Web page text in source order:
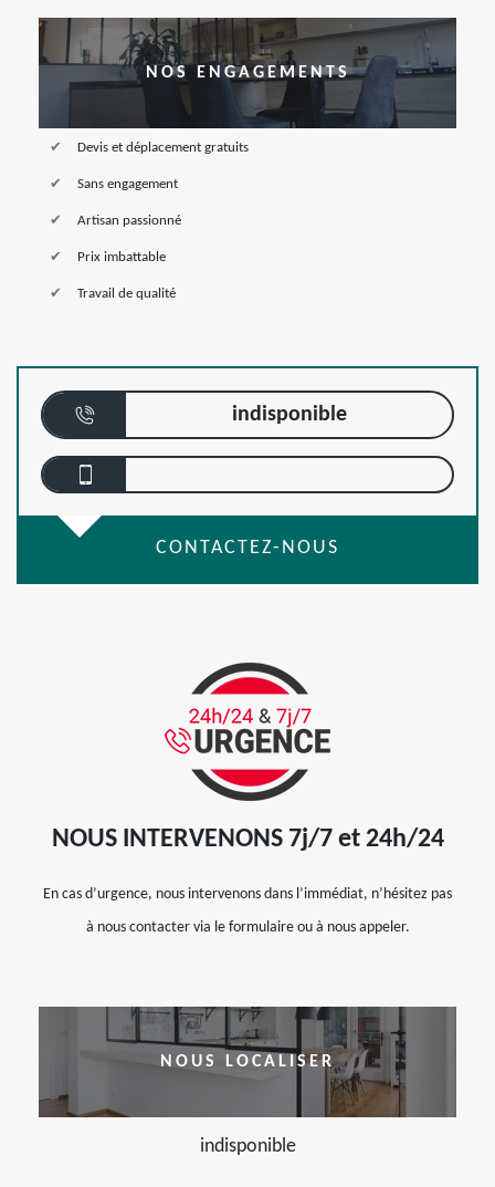
NOS ENGAGEMENTS
Devis et déplacement gratuits
Sans engagement
Artisan passionné
Prix imbattable
Travail de qualité
indisponible
CONTACTEZ-NOUS
NOUS INTERVENONS 7j/7 et 24h/24
En cas d’urgence, nous intervenons dans l’immédiat, n’hésitez pas
à nous contacter via le formulaire ou à nous appeler.
NOUS LOCALISER
indisponible